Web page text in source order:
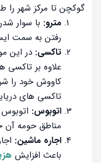
گوکچن تا مرکز شهر را
مترو:
رفتن به سمت
تاکسی: در این
علاوه بر تاکسی
کاووش خود را
تاکسی های
اتوبوس:
مناطق حومه آن
اجاره ماشین:
باعث افزایش